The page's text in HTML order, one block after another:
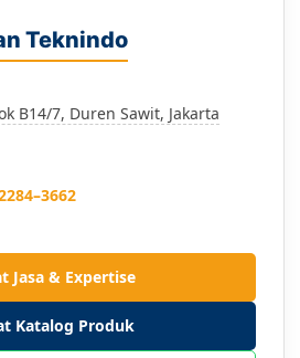
Teknindo
B14/7, Duren Sawit, Jakarta
Jasa & Expertise
Katalog Produk